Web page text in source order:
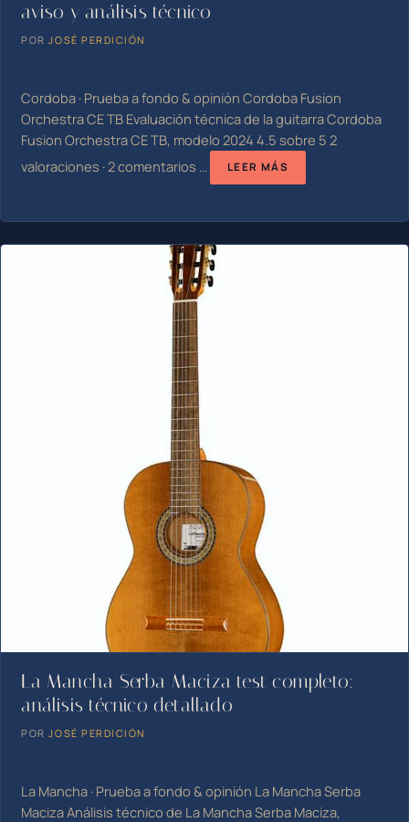
aviso y análisis técnico
PORJOSÉ PERDICIÓN
Cordoba · Prueba a fondo & opinión Cordoba Fusion
Orchestra CE TB Evaluación técnica de la guitarra Cordoba
Fusion Orchestra CE TB, modelo 2024 4.5 sobre 5 2
valoraciones · 2 comentarios …
LEER MÁS
La Mancha Serba Maciza test completo:
análisis técnico detallado
PORJOSÉ PERDICIÓN
La Mancha · Prueba a fondo & opinión La Mancha Serba
Maciza Análisis técnico de La Mancha Serba Maciza,